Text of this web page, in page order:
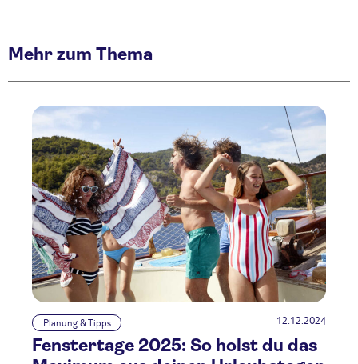
Mehr zum Thema
Planung & Tipps 12.12.2024
Fenstertage 2025: So holst du das